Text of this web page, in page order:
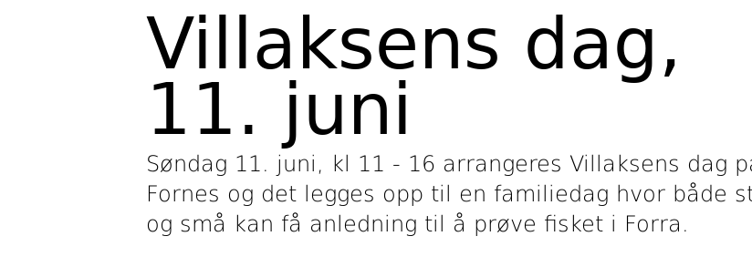
Villaksens dag,
11. juni
Søndag 11. juni, kl 11 - 16 arrangeres Villaksens dag
Fornes og det legges opp til en familiedag hvor både
og små kan få anledning til å prøve fisket i Forra.